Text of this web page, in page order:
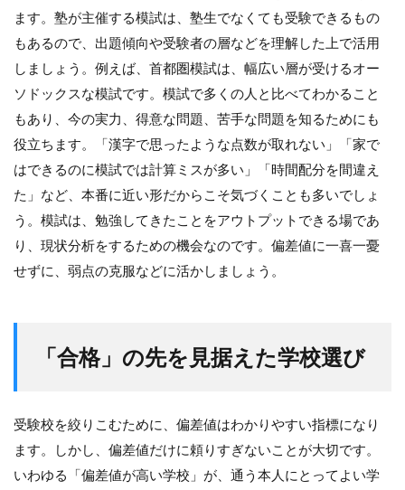
ます。塾が主催する模試は、塾生でなくても受験できるもの
もあるので、出題傾向や受験者の層などを理解した上で活用
しましょう。例えば、首都圏模試は、幅広い層が受けるオー
ソドックスな模試です。模試で多くの人と比べてわかること
もあり、今の実力、得意な問題、苦手な問題を知るためにも
役立ちます。「漢字で思ったような点数が取れない」「家で
はできるのに模試では計算ミスが多い」「時間配分を間違え
た」など、本番に近い形だからこそ気づくことも多いでしょ
う。模試は、勉強してきたことをアウトプットできる場であ
り、現状分析をするための機会なのです。偏差値に一喜一憂
せずに、弱点の克服などに活かしましょう。
「合格」の先を見据えた学校選び
受験校を絞りこむために、偏差値はわかりやすい指標になり
ます。しかし、偏差値だけに頼りすぎないことが大切です。
いわゆる「偏差値が高い学校」が、通う本人にとってよい学